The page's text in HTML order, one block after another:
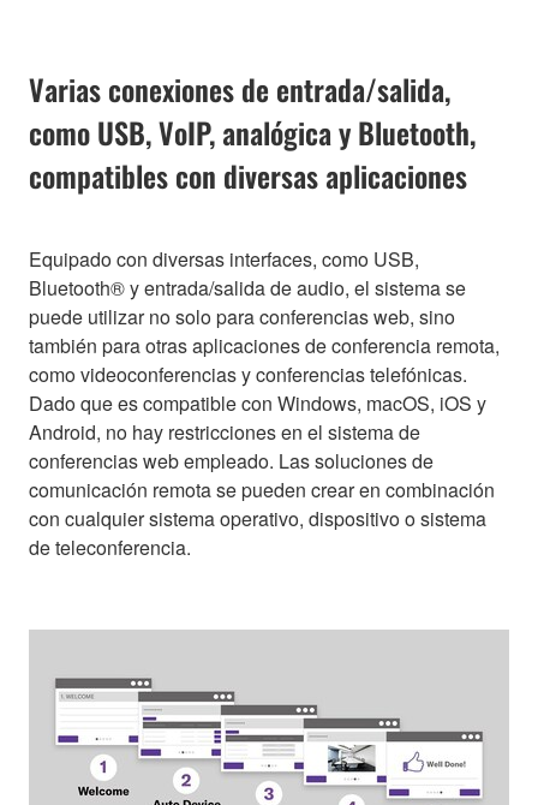
Varias conexiones de entrada/salida,
como USB, VoIP, analógica y Bluetooth,
compatibles con diversas aplicaciones
Equipado con diversas interfaces, como USB,
Bluetooth® y entrada/salida de audio, el sistema se
puede utilizar no solo para conferencias web, sino
también para otras aplicaciones de conferencia remota,
como videoconferencias y conferencias telefónicas.
Dado que es compatible con Windows, macOS, iOS y
Android, no hay restricciones en el sistema de
conferencias web empleado. Las soluciones de
comunicación remota se pueden crear en combinación
con cualquier sistema operativo, dispositivo o sistema
de teleconferencia.